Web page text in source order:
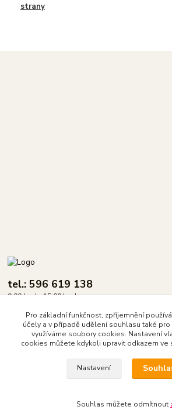
strany
tel.: 596 619 138
9.00 hod - 15.00 hod.
info@dasix.cz
DASIX spol. s r.o.
Pro základní funkčnost, zpříjemnění
účely a v případě udělení souhlasu také
využíváme soubory cookies. Nastavení
cookies můžete kdykoli upravit odkazem ve
Nastavení
Souhlas můžete odmítnout